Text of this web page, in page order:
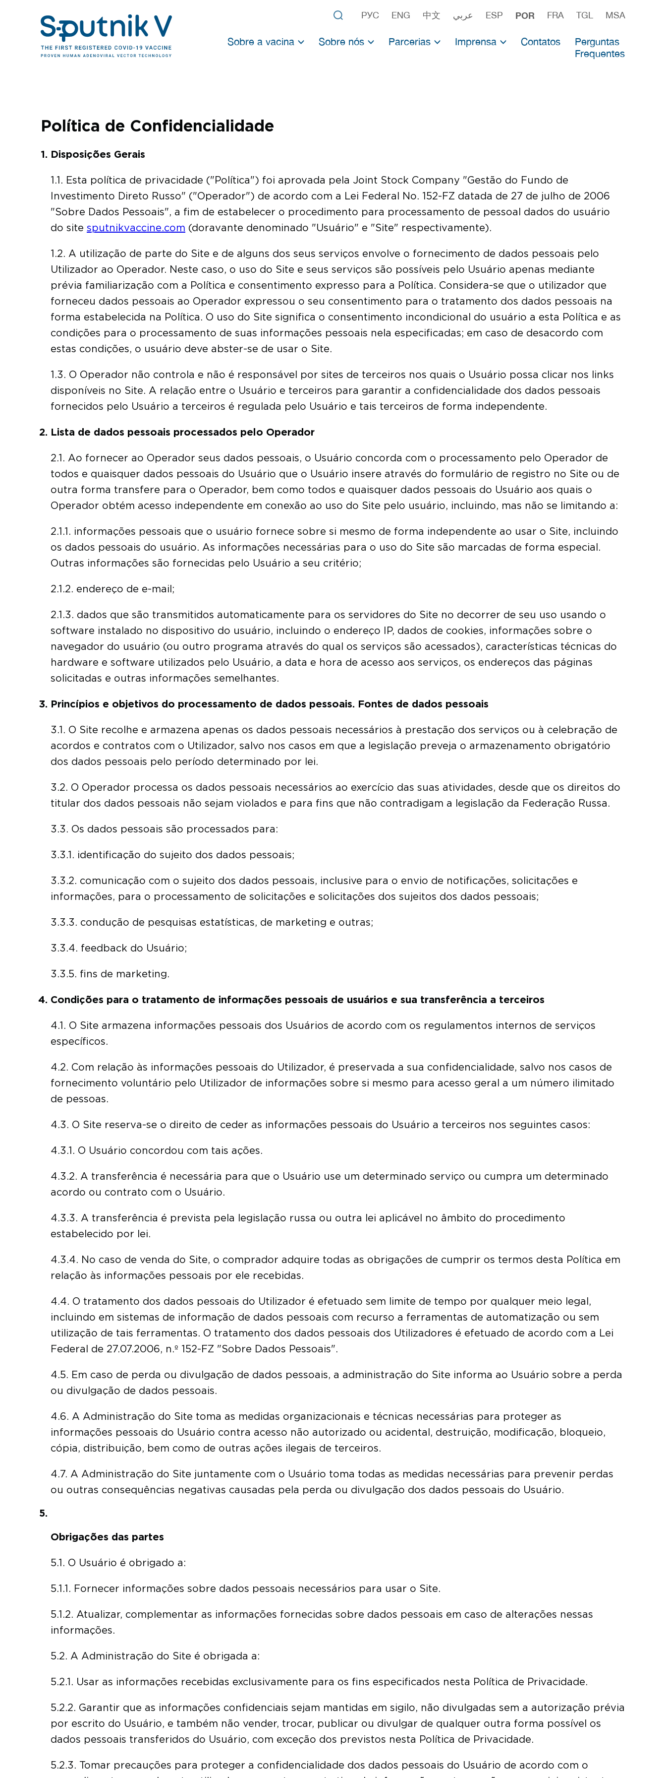
РУС ENG 中文 عربي ESP POR FRA TGL MSA
Sobre a vacina
Dados oficiais
Lista de os estudos em vacinas de adenovírus
Sobre nós Parcerias Imprensa Contatos
Perguntas
Frequentes
Política de Confidencialidade
Disposições Gerais
1.1. Esta política de privacidade ("Política") foi aprovada pela Joint Stock Company "Gestão do Fundo de
Investimento Direto Russo" ("Operador") de acordo com a Lei Federal No. 152-FZ datada de 27 de julho de 2006
"Sobre Dados Pessoais", a fim de estabelecer o procedimento para processamento de pessoal dados do usuário
do site sputnikvaccine.com (doravante denominado "Usuário" e "Site" respectivamente).
1.2. A utilização de parte do Site e de alguns dos seus serviços envolve o fornecimento de dados pessoais pelo
Utilizador ao Operador. Neste caso, o uso do Site e seus serviços são possíveis pelo Usuário apenas mediante
prévia familiarização com a Política e consentimento expresso para a Política. Considera-se que o utilizador que
forneceu dados pessoais ao Operador expressou o seu consentimento para o tratamento dos dados pessoais na
forma estabelecida na Política. O uso do Site significa o consentimento incondicional do usuário a esta Política e as
condições para o processamento de suas informações pessoais nela especificadas; em caso de desacordo com
estas condições, o usuário deve abster-se de usar o Site.
1.3. O Operador não controla e não é responsável por sites de terceiros nos quais o Usuário possa clicar nos links
disponíveis no Site. A relação entre o Usuário e terceiros para garantir a confidencialidade dos dados pessoais
fornecidos pelo Usuário a terceiros é regulada pelo Usuário e tais terceiros de forma independente.
Lista de dados pessoais processados pelo Operador
2.1. Ao fornecer ao Operador seus dados pessoais, o Usuário concorda com o processamento pelo Operador de
todos e quaisquer dados pessoais do Usuário que o Usuário insere através do formulário de registro no Site ou de
outra forma transfere para o Operador, bem como todos e quaisquer dados pessoais do Usuário aos quais o
Operador obtém acesso independente em conexão ao uso do Site pelo usuário, incluindo, mas não se limitando a:
2.1.1. informações pessoais que o usuário fornece sobre si mesmo de forma independente ao usar o Site, incluindo
os dados pessoais do usuário. As informações necessárias para o uso do Site são marcadas de forma especial.
Outras informações são fornecidas pelo Usuário a seu critério;
2.1.2. endereço de e-mail;
2.1.3. dados que são transmitidos automaticamente para os servidores do Site no decorrer de seu uso usando o
software instalado no dispositivo do usuário, incluindo o endereço IP, dados de cookies, informações sobre o
navegador do usuário (ou outro programa através do qual os serviços são acessados), características técnicas do
hardware e software utilizados pelo Usuário, a data e hora de acesso aos serviços, os endereços das páginas
solicitadas e outras informações semelhantes.
Princípios e objetivos do processamento de dados pessoais. Fontes de dados pessoais
3.1. O Site recolhe e armazena apenas os dados pessoais necessários à prestação dos serviços ou à celebração de
acordos e contratos com o Utilizador, salvo nos casos em que a legislação preveja o armazenamento obrigatório
dos dados pessoais pelo período determinado por lei.
3.2. O Operador processa os dados pessoais necessários ao exercício das suas atividades, desde que os direitos do
titular dos dados pessoais não sejam violados e para fins que não contradigam a legislação da Federação Russa.
3.3. Os dados pessoais são processados para:
3.3.1. identificação do sujeito dos dados pessoais;
3.3.2. comunicação com o sujeito dos dados pessoais, inclusive para o envio de notificações, solicitações e
informações, para o processamento de solicitações e solicitações dos sujeitos dos dados pessoais;
3.3.3. condução de pesquisas estatísticas, de marketing e outras;
3.3.4. feedback do Usuário;
3.3.5. fins de marketing.
Condições para o tratamento de informações pessoais de usuários e sua transferência a terceiros
4.1. O Site armazena informações pessoais dos Usuários de acordo com os regulamentos internos de serviços
específicos.
4.2. Com relação às informações pessoais do Utilizador, é preservada a sua confidencialidade, salvo nos casos de
fornecimento voluntário pelo Utilizador de informações sobre si mesmo para acesso geral a um número ilimitado
de pessoas.
4.3. O Site reserva-se o direito de ceder as informações pessoais do Usuário a terceiros nos seguintes casos:
4.3.1. O Usuário concordou com tais ações.
4.3.2. A transferência é necessária para que o Usuário use um determinado serviço ou cumpra um determinado
acordo ou contrato com o Usuário.
4.3.3. A transferência é prevista pela legislação russa ou outra lei aplicável no âmbito do procedimento
estabelecido por lei.
4.3.4. No caso de venda do Site, o comprador adquire todas as obrigações de cumprir os termos desta Política em
relação às informações pessoais por ele recebidas.
4.4. O tratamento dos dados pessoais do Utilizador é efetuado sem limite de tempo por qualquer meio legal,
incluindo em sistemas de informação de dados pessoais com recurso a ferramentas de automatização ou sem
utilização de tais ferramentas. O tratamento dos dados pessoais dos Utilizadores é efetuado de acordo com a Lei
Federal de 27.07.2006, n.º 152-FZ "Sobre Dados Pessoais".
4.5. Em caso de perda ou divulgação de dados pessoais, a administração do Site informa ao Usuário sobre a perda
ou divulgação de dados pessoais.
4.6. A Administração do Site toma as medidas organizacionais e técnicas necessárias para proteger as
informações pessoais do Usuário contra acesso não autorizado ou acidental, destruição, modificação, bloqueio,
cópia, distribuição, bem como de outras ações ilegais de terceiros.
4.7. A Administração do Site juntamente com o Usuário toma todas as medidas necessárias para prevenir perdas
ou outras consequências negativas causadas pela perda ou divulgação dos dados pessoais do Usuário.
Obrigações das partes
5.1. O Usuário é obrigado a:
5.1.1. Fornecer informações sobre dados pessoais necessários para usar o Site.
5.1.2. Atualizar, complementar as informações fornecidas sobre dados pessoais em caso de alterações nessas
informações.
5.2. A Administração do Site é obrigada a:
5.2.1. Usar as informações recebidas exclusivamente para os fins especificados nesta Política de Privacidade.
5.2.2. Garantir que as informações confidenciais sejam mantidas em sigilo, não divulgadas sem a autorização prévia
por escrito do Usuário, e também não vender, trocar, publicar ou divulgar de qualquer outra forma possível os
dados pessoais transferidos do Usuário, com exceção dos previstos nesta Política de Privacidade.
5.2.3. Tomar precauções para proteger a confidencialidade dos dados pessoais do Usuário de acordo com o